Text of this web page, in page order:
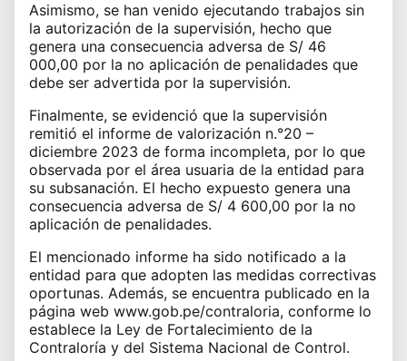
Asimismo, se han venido ejecutando trabajos sin
la autorización de la supervisión, hecho que
genera una consecuencia adversa de S/ 46
000,00 por la no aplicación de penalidades que
debe ser advertida por la supervisión.
Finalmente, se evidenció que la supervisión
remitió el informe de valorización n.°20 –
diciembre 2023 de forma incompleta, por lo que
observada por el área usuaria de la entidad para
su subsanación. El hecho expuesto genera una
consecuencia adversa de S/ 4 600,00 por la no
aplicación de penalidades.
El mencionado informe ha sido notificado a la
entidad para que adopten las medidas correctivas
oportunas. Además, se encuentra publicado en la
página web www.gob.pe/contraloria, conforme lo
establece la Ley de Fortalecimiento de la
Contraloría y del Sistema Nacional de Control.